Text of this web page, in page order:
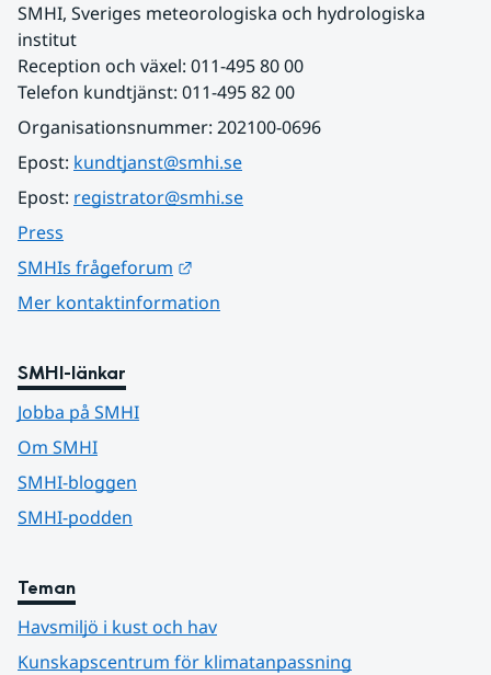
SMHI, Sveriges meteorologiska och hydrologiska
institut
Reception och växel: 011-495 80 00
Telefon kundtjänst: 011-495 82 00
Organisationsnummer: 202100-0696
Epost: kundtjanst@smhi.se
Epost: registrator@smhi.se
Press
SMHIs frågeforum
Mer kontaktinformation
SMHI-länkar
Jobba på SMHI
Om SMHI
SMHI-bloggen
SMHI-podden
Teman
Havsmiljö i kust och hav
Kunskapscentrum för klimatanpassning